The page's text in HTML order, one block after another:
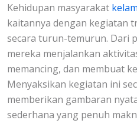
Kehidupan masyarakat
kaitannya dengan kegiatan
secara turun-temurun. Dari
mereka menjalankan
memancing, dan membuat
Menyaksikan kegiatan ini
memberikan gambaran
sederhana yang penuh